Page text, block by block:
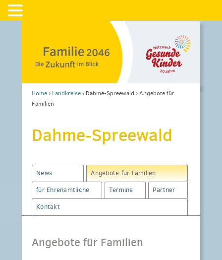
Home› Landkreise› Dahme-Spreewald ›Angebote für
Familien
Dahme-Spreewald
News
Angebote für Familien
für Ehrenamtliche
Termine
Partner
Kontakt
Angebote für Familien